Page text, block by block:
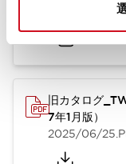
旧カタログ
7年1月版）
2025/06/25